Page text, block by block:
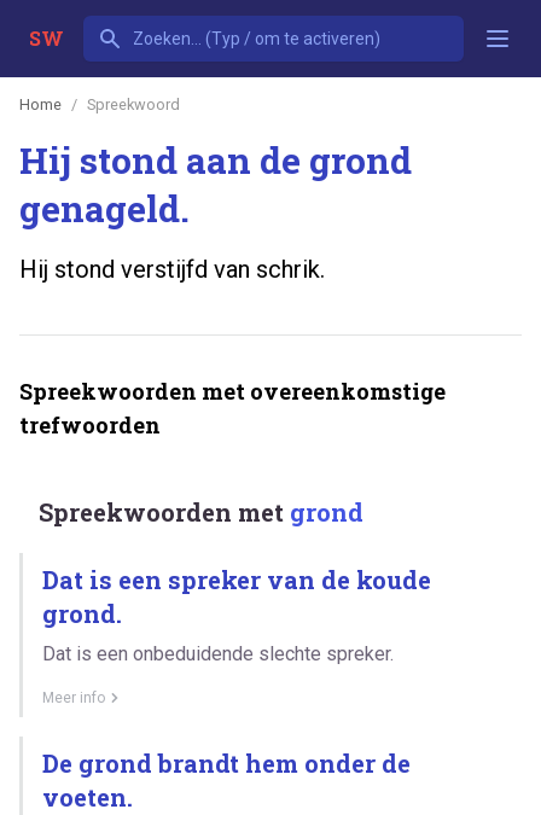
SW
Home Spreekwoord
Hij stond aan de grond
genageld.
Hij stond verstijfd van schrik.
Spreekwoorden met overeenkomstige
trefwoorden
Spreekwoorden met grond
Dat is een spreker van de koude
grond.
Dat is een onbeduidende slechte spreker.
Meer info
De grond brandt hem onder de
voeten.